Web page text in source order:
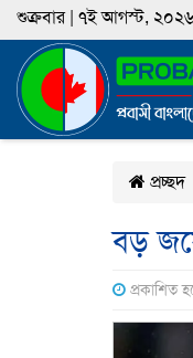
শুক্রবার | ৭ই আগস্ট, ২০২৬
প্রচ্ছদ
বড়
প্রকাশিত